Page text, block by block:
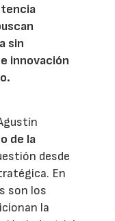
sin
innovación
de la
desde
En
son los
la